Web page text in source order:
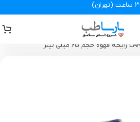
محصولات بهداشتی
>